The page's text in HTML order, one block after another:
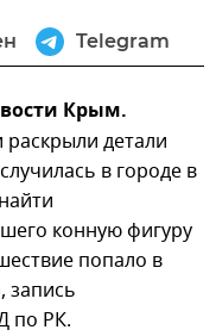
Telegram
Крым.
детали
в городе в
конную фигуру
попало в
запись
по РК.